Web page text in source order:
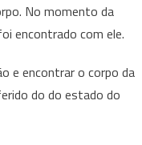
No momento da
encontrado com ele.
e encontrar o corpo da
do do estado do